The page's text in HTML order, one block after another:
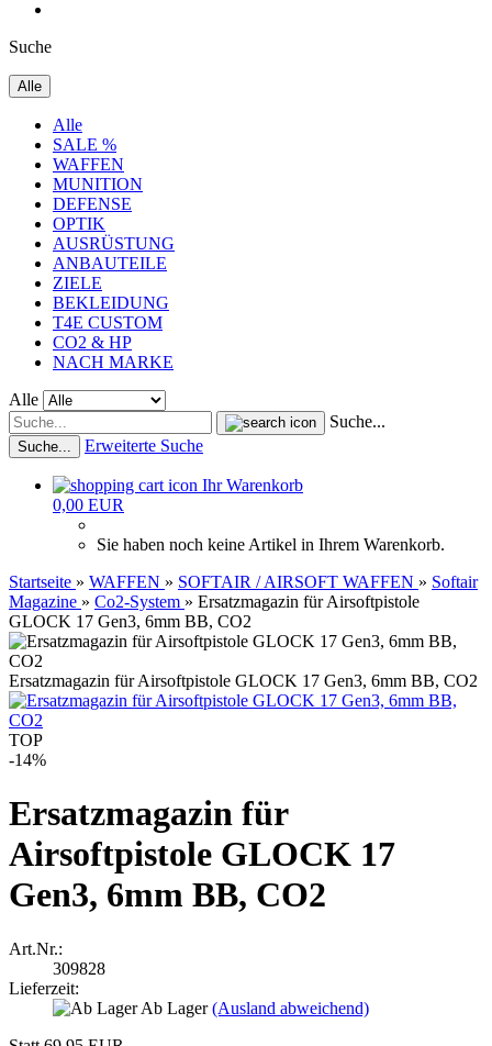
Suche
Alle
Alle
SALE %
WAFFEN
MUNITION
DEFENSE
OPTIK
AUSRÜSTUNG
ANBAUTEILE
ZIELE
BEKLEIDUNG
T4E CUSTOM
CO2 & HP
NACH MARKE
Alle
Suche...
Suche... Erweiterte Suche
Ihr Warenkorb
0,00 EUR
Sie haben noch keine Artikel in Ihrem Warenkorb.
Startseite » WAFFEN » SOFTAIR / AIRSOFT WAFFEN » Softair
Magazine » Co2-System » Ersatzmagazin für Airsoftpistole
GLOCK 17 Gen3, 6mm BB, CO2
Ersatzmagazin für Airsoftpistole GLOCK 17 Gen3, 6mm BB, CO2
TOP
-14%
Ersatzmagazin für
Airsoftpistole GLOCK 17
Gen3, 6mm BB, CO2
Art.Nr.:
309828
Lieferzeit:
Ab Lager(Ausland abweichend)